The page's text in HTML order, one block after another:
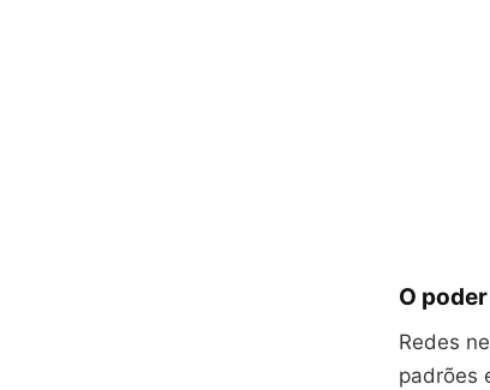
O
Redes
padrões